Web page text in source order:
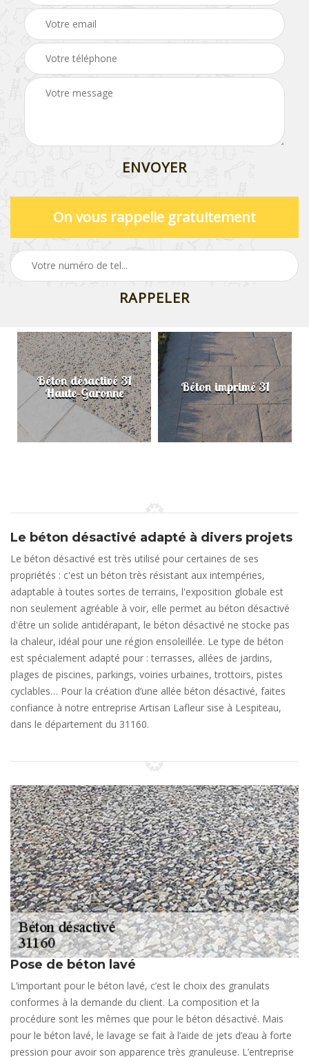
On vous rappelle gratuitement
Béton désactivé 31
Haute-Garonne Béton imprimé 31
Le béton désactivé adapté à divers projets
Le béton désactivé est très utilisé pour certaines de ses
propriétés : c'est un béton très résistant aux intempéries,
adaptable à toutes sortes de terrains, l'exposition globale est
non seulement agréable à voir, elle permet au béton désactivé
d'être un solide antidérapant, le béton désactivé ne stocke pas
la chaleur, idéal pour une région ensoleillée. Le type de béton
est spécialement adapté pour : terrasses, allées de jardins,
plages de piscines, parkings, voiries urbaines, trottoirs, pistes
cyclables… Pour la création d’une allée béton désactivé, faites
confiance à notre entreprise Artisan Lafleur sise à Lespiteau,
dans le département du 31160.
Pose de béton lavé
L’important pour le béton lavé, c’est le choix des granulats
conformes à la demande du client. La composition et la
procédure sont les mêmes que pour le béton désactivé. Mais
pour le béton lavé, le lavage se fait à l’aide de jets d’eau à forte
pression pour avoir son apparence très granuleuse. L’entreprise